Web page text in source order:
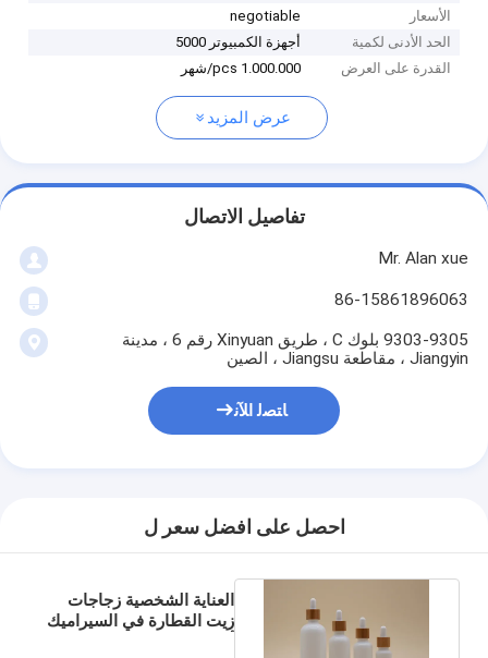
الأسعار
negotiable
الحد الأدنى لكمية
أجهزة الكمبيوتر 5000
القدرة على العرض
1.000.000 pcs/شهر
عرض المزيد
تفاصيل الاتصال
Mr. Alan xue
86-15861896063
9303-9305 بلوك C ، طريق Xinyuan رقم 6 ، مدينة
Jiangyin ، مقاطعة Jiangsu ، الصين
ﺎﺘﺼﻟ ﺍﻶﻧ
احصل على افضل سعر ل
العناية الشخصية زجاجات
زيت القطارة في السيراميك